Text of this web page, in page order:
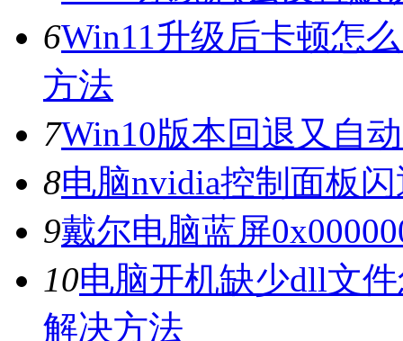
6Win11升级后卡顿怎
方法
7Win10版本回退又自
8电脑nvidia控制面板
9戴尔电脑蓝屏
10电脑开机缺少dll文
解决方法